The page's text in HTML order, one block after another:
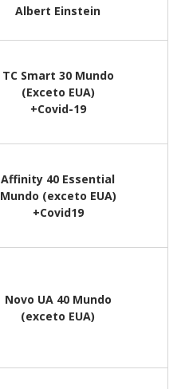
Albert Einstein
TC Smart 30 Mundo
(Exceto EUA)
+Covid-19
Affinity 40 Essential
Mundo (exceto EUA)
+Covid19
Novo UA 40 Mundo
(exceto EUA)